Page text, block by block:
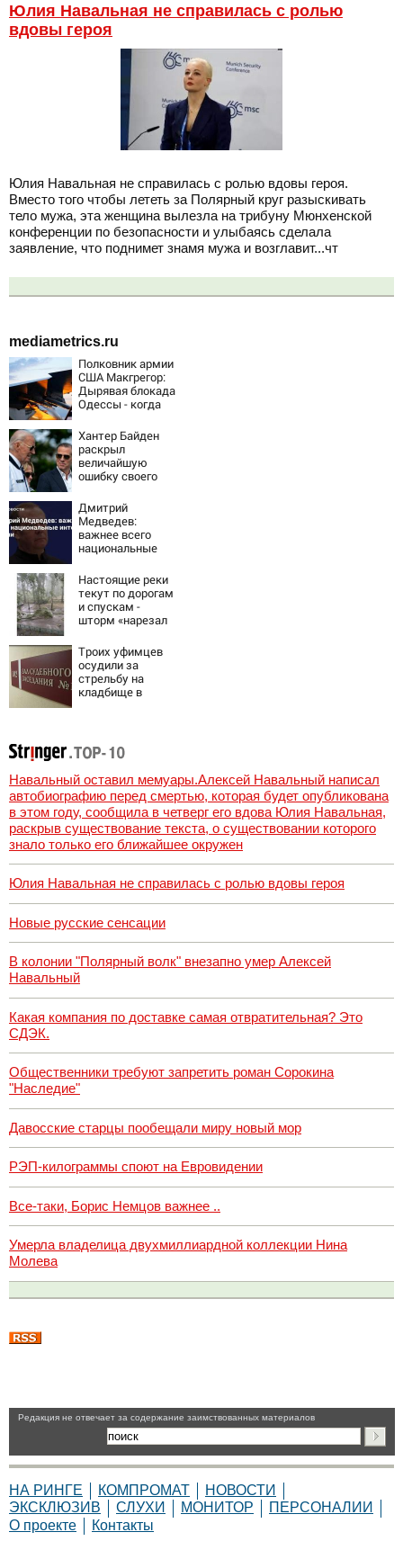
Юлия Навальная не справилась с ролью
вдовы героя
Юлия Навальная не справилась с ролью вдовы героя.
Вместо того чтобы лететь за Полярный круг разыскивать
тело мужа, эта женщина вылезла на трибуну Мюнхенской
конференции по безопасности и улыбаясь сделала
заявление, что поднимет знамя мужа и возглавит...чт
mediametrics.ru
Полковник армии
США Макгрегор:
Дырявая блокада
Одессы - когда
командовании
ВМФ России за
это полетят
головы?
Хантер Байден
раскрыл
величайшую
ошибку своего
бездействие
против Трампа
Дмитрий
Медведев:
важнее всего
национальные
Настоящие реки
текут по дорогам
и спускам -
шторм «нарезал
горожанам и
службам
Сызрани
Троих уфимцев
осудили за
стрельбу на
кладбище в
Навальный оставил мемуары.Алексей Навальный написал
автобиографию перед смертью, которая будет опубликована
в этом году, сообщила в четверг его вдова Юлия Навальная,
раскрыв существование текста, о существовании которого
знало только его ближайшее окружен
Юлия Навальная не справилась с ролью вдовы героя
Новые русские сенсации
В колонии "Полярный волк" внезапно умер Алексей
Навальный
Какая компания по доставке самая отвратительная? Это
СДЭК.
Общественники требуют запретить роман Сорокина
"Наследие"
Давосские старцы пообещали миру новый мор
РЭП-килограммы споют на Евровидении
Все-таки, Борис Немцов важнее ..
Умерла владелица двухмиллиардной коллекции Нина
Молева
Pедакция не отвечает за содержание заимствованных материалов
НА РИНГЕ КОМПРОМАТ
НОВОСТИ
ЭКСКЛЮЗИВ
СЛУХИ МОНИТОР
ПЕРСОНАЛИИ
О проекте
Контакты